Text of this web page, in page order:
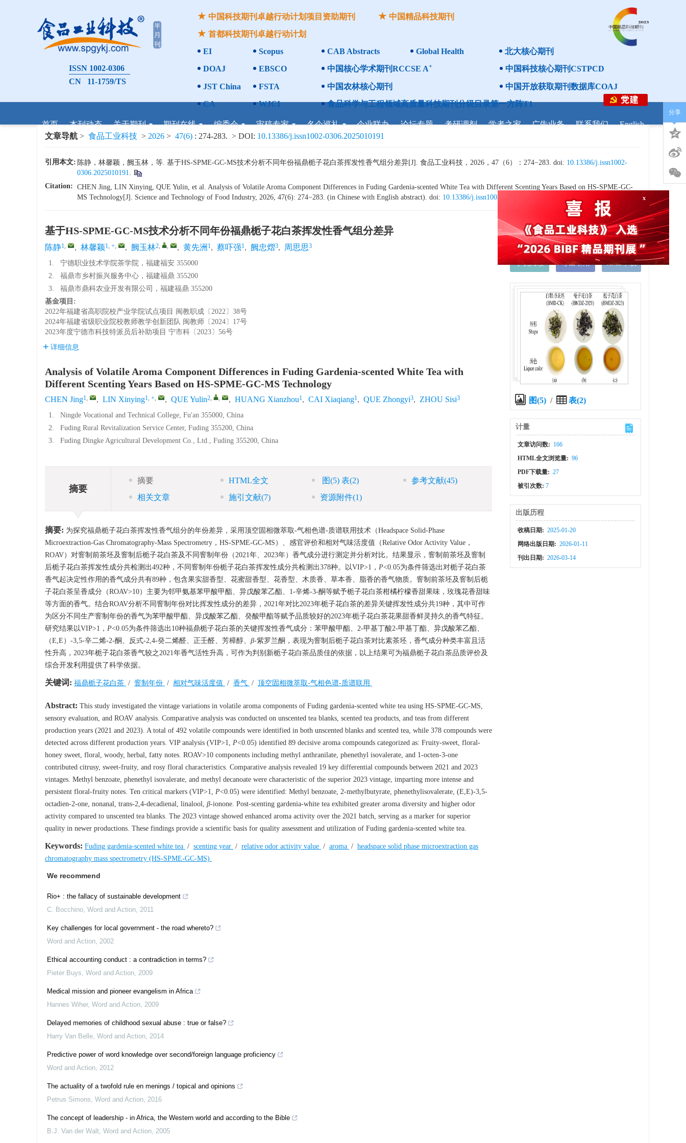
ISSN 1002-0306
CN 11-1759/TS
中国科技期刊卓越行动计划项目资助期刊
中国精品科技期刊
首都科技期刊卓越行动计划
EI
Scopus CAB Abstracts Global Health
北大核心期刊
DOAJ
EBSCO 中国核心学术期刊RCCSE A+ 中国科技核心期刊CSTPCD
JST China FSTA 中国农林核心期刊
中国开放获取期刊数据库COAJ
CA
WJCI 食品科学与工程领域高质量科技期刊分级目录第一方阵T1
首页 本刊动态 关于期刊 期刊在线 编委会 审稿专家 名企巡礼 企业联办 论坛专题 考研调剂 学者之家 广告业务 联系我们
English
文章导航 > 食品工业科技 > 2026 > 47(6) : 274-283. > DOI: 10.13386/j.issn1002-0306.2025010191
引用本文: 陈静，林馨颖，阙玉林，等. 基于HS-SPME-GC-MS技术分析不同年份福鼎栀子花白茶挥发性香气组分差异[J]. 食品工业科技，2026，47（6）：274−283. doi: 10.13386/j.issn1002-
0306.2025010191.
Citation: CHEN Jing, LIN Xinying, QUE Yulin, et al. Analysis of Volatile Aroma Component Differences in Fuding Gardenia-scented White Tea with Different Scenting Years Based on HS-SPME-GC-
MS Technology[J]. Science and Technology of Food Industry, 2026, 47(6): 274−283. (in Chinese with English abstract). doi: 10.13386/j.issn1002-0306.2025010191
基于HS-SPME-GC-MS技术分析不同年份福鼎栀子花白茶挥发性香气组分差异
陈静1, , 林馨颖1, +, , 阙玉林2, , , 黄先洲 1, 蔡吓强1, 阙忠熠3, 周思思3
1.
宁德职业技术学院茶学院，福建福安 355000
2.
福鼎市乡村振兴服务中心，福建福鼎 355200
3.
福鼎市鼎科农业开发有限公司，福建福鼎 355200
基金项目:
2022年福建省高职院校产业学院试点项目 闽教职成〔2022〕38号
2024年福建省级职业院校教师教学创新团队 闽教师〔2024〕17号
2023年度宁德市科技特派员后补助项目 宁市科〔2023〕56号
详细信息
Analysis of Volatile Aroma Component Differences in Fuding Gardenia-scented White Tea with
Different Scenting Years Based on HS-SPME-GC-MS Technology
CHEN Jing1, , LIN Xinying1, +, , QUE Yulin2, , , HUANG Xianzhou1, CAI Xiaqiang1, QUE Zhongyi3, ZHOU Sisi3
1.
Ningde Vocational and Technical College, Fu'an 355000, China
2.
Fuding Rural Revitalization Service Center, Fuding 355200, China
3.
Fuding Dingke Agricultural Development Co., Ltd., Fuding 355200, China
摘要
摘要 HTML全文 图(5) 表(2) 参考文献(45)
相关文章
施引文献(7) 资源附件(1)
摘要: 为探究福鼎栀子花白茶挥发性香气组分的年份差异，采用顶空固相微萃取-气相色谱-质谱联用技术（Headspace Solid-Phase
Microextraction-Gas Chromatography-Mass Spectrometry，HS-SPME-GC-MS）、感官评价和相对气味活度值（Relative Odor Activity Value，
ROAV）对窨制前茶坯及窨制后栀子花白茶及不同窨制年份（2021年、2023年）香气成分进行测定并分析对比。结果显示，窨制前茶坯及窨制
后栀子花白茶挥发性成分共检测出492种，不同窨制年份栀子花白茶挥发性成分共检测出378种。以VIP>1， P<0.05为条件筛选出对栀子花白茶
香气起决定性作用的香气成分共有89种，包含果实甜香型、花蜜甜香型、花香型、木质香、草本香、脂香的香气物质。窨制前茶坯及窨制后栀
子花白茶呈香成分（ROAV>10）主要为邻甲氨基苯甲酸甲酯、异戊酸苯乙酯、1-辛烯-3-酮等赋予栀子花白茶柑橘柠檬香甜果味，玫瑰花香甜味
等方面的香气。结合ROAV分析不同窨制年份对比挥发性成分的差异，2021年对比2023年栀子花白茶的差异关键挥发性成分共19种，其中可作
为区分不同生产窨制年份的香气为苯甲酸甲酯、异戊酸苯乙酯、癸酸甲酯等赋予品质较好的2023年栀子花白茶花果甜香鲜灵持久的香气特征。
研究结果以VIP>1， P<0.05为条件筛选出10种福鼎栀子花白茶的关键挥发性香气成分：苯甲酸甲酯、2-甲基丁酸2-甲基丁酯、异戊酸苯乙酯、
（E,E）-3,5-辛二烯-2-酮、反式-2,4-癸二烯醛、正壬醛、芳樟醇、 β-紫罗兰酮，表现为窨制后栀子花白茶对比素茶坯，香气成分种类丰富且活
性升高，2023年栀子花白茶香气较之2021年香气活性升高，可作为判别新栀子花白茶品质佳的依据，以上结果可为福鼎栀子花白茶品质评价及
综合开发利用提供了科学依据。
关键词: 福鼎栀子花白茶 / 窨制年份 / 相对气味活度值 / 香气 / 顶空固相微萃取-气相色谱-质谱联用
Abstract: This study investigated the vintage variations in volatile aroma components of Fuding gardenia-scented white tea using HS-SPME-GC-MS,
sensory evaluation, and ROAV analysis. Comparative analysis was conducted on unscented tea blanks, scented tea products, and teas from different
production years (2021 and 2023). A total of 492 volatile compounds were identified in both unscented blanks and scented tea, while 378 compounds were
detected across different production years. VIP analysis (VIP>1, P<0.05) identified 89 decisive aroma compounds categorized as: Fruity-sweet, floral-
honey sweet, floral, woody, herbal, fatty notes. ROAV>10 components including methyl anthranilate, phenethyl isovalerate, and 1-octen-3-one
contributed citrusy, sweet-fruity, and rosy floral characteristics. Comparative analysis revealed 19 key differential compounds between 2021 and 2023
vintages. Methyl benzoate, phenethyl isovalerate, and methyl decanoate were characteristic of the superior 2023 vintage, imparting more intense and
persistent floral-fruity notes. Ten critical markers (VIP>1, P<0.05) were identified: Methyl benzoate, 2-methylbutyrate, phenethylisovalerate, (E,E)-3,5-
octadien-2-one, nonanal, trans-2,4-decadienal, linalool, β-ionone. Post-scenting gardenia-white tea exhibited greater aroma diversity and higher odor
activity compared to unscented tea blanks. The 2023 vintage showed enhanced aroma activity over the 2021 batch, serving as a marker for superior
quality in newer productions. These findings provide a scientific basis for quality assessment and utilization of Fuding gardenia-scented white tea.
Keywords: Fuding gardenia-scented white tea / scenting year / relative odor activity value / aroma / headspace solid phase microextraction gas
chromatography mass spectrometry (HS-SPME-GC-MS)
We recommend
Rio+ : the fallacy of sustainable development
C. Bocchino, Word and Action, 2011
Key challenges for local government - the road whereto?
Word and Action, 2002
Ethical accounting conduct : a contradiction in terms?
Pieter Buys, Word and Action, 2009
Medical mission and pioneer evangelism in Africa
Hannes Wiher, Word and Action, 2009
Delayed memories of childhood sexual abuse : true or false?
Harry Van Belle, Word and Action, 2014
Predictive power of word knowledge over second/foreign language proficiency
Word and Action, 2012
The actuality of a twofold rule en menings / topical and opinions
Petrus Simons, Word and Action, 2016
The concept of leadership - in Africa, the Western world and according to the Bible
B.J. Van der Walt, Word and Action, 2005
智能预览 下载(3.5MB)
手机阅读 导出引用 XML下载
图(5) / 表(2)
计量
文章访问数: 166
HTML全文浏览量: 96
PDF下载量: 27
被引次数:7
出版历程
收稿日期: 2025-01-20
网络出版日期: 2026-01-11
刊出日期: 2026-03-14
分享